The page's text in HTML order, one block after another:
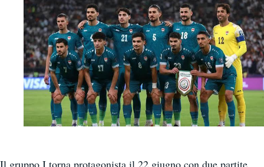
Il gruppo I torna protagonista il 22 giugno con due partite